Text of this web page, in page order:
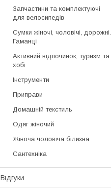
Запчастини та комплектуючі
для велосипедів
Сумки жіночі, чоловічі, дорожні.
Гаманці
Активний відпочинок, туризм та
хобі
Інструменти
Приправи
Домашній текстиль
Одяг жіночий
Жіноча чоловіча білизна
Сантехніка
Відгуки